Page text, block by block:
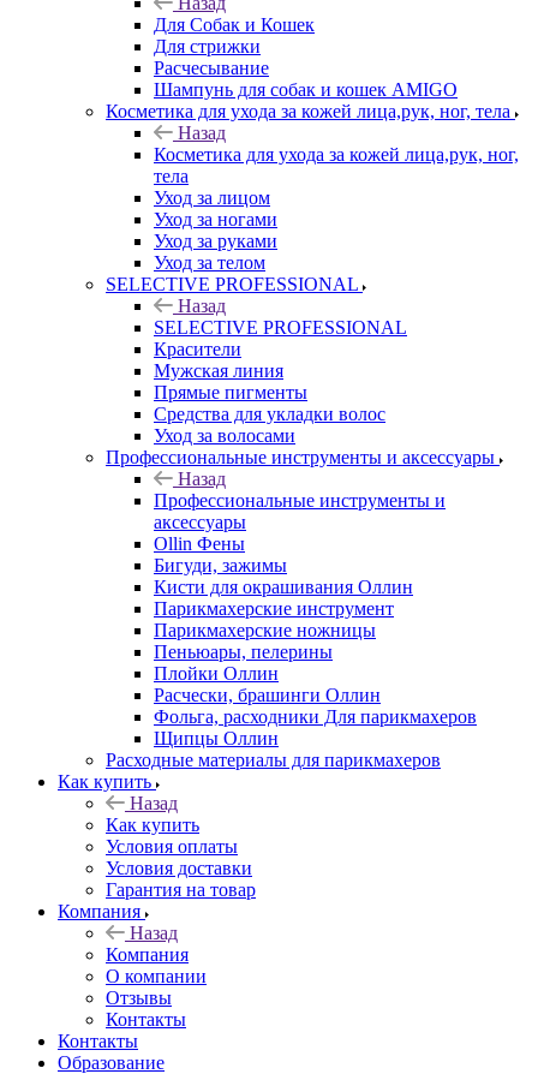
Для Собак и Кошек
Для стрижки
Расчесывание
Шампунь для собак и кошек AMIGO
Косметика для ухода за кожей лица,рук, ног, тела
Назад
Косметика для ухода за кожей лица,рук, ног,
тела
Уход за лицом
Уход за ногами
Уход за руками
Уход за телом
SELECTIVE PROFESSIONAL
Назад
SELECTIVE PROFESSIONAL
Красители
Мужская линия
Прямые пигменты
Средства для укладки волос
Уход за волосами
Профессиональные инструменты и аксессуары
Назад
Профессиональные инструменты и
аксессуары
Ollin Фены
Бигуди, зажимы
Кисти для окрашивания Оллин
Парикмахерские инструмент
Парикмахерские ножницы
Пеньюары, пелерины
Плойки Оллин
Расчески, брашинги Оллин
Фольга, расходники Для парикмахеров
Щипцы Оллин
Расходные материалы для парикмахеров
Как купить
Назад
Как купить
Условия оплаты
Условия доставки
Гарантия на товар
Компания
Назад
Компания
О компании
Отзывы
Контакты
Контакты
Образование